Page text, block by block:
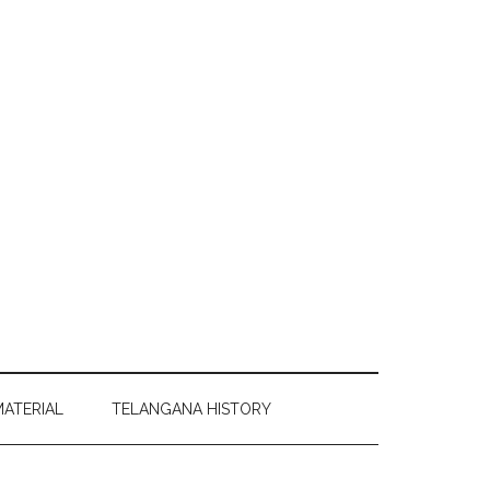
TELANGANA HISTORY